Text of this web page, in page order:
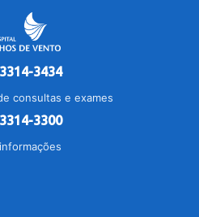
3434
consultas e exames
3300